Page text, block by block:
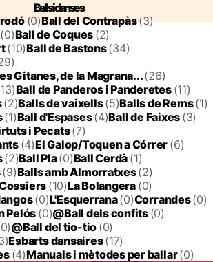
Balls i danses
(0)Ball del Contrapàs(3)
(0)Ball de Coques (2)
(10)Ball de Bastons(34)
Gitanes, de la Magrana...(26)
Ball de Panderos i Panderetes (11)
(2)Balls de vaixells(5)Balls de Rems(1)
(1)Ball d'Espases(4)Ball de Faixes (3)
i Pecats(7)
(4)El Galop/Toquen a Córrer (6)
(2)Ball Pla(0)Ball Cerdà (1)
(9)Balls amb Almorratxes(2)
(10)La Bolangera (0)
(0)L'Esquerrana(0)Corrandes(0)
Pelós (0)@Ball dels confits (0)
@Ball del tio-tio (0)
Esbarts dansaires(17)
(4)Manuals i mètodes per ballar(0)